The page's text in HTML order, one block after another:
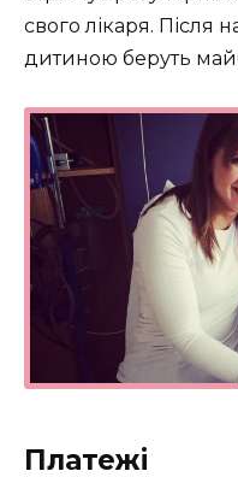
свого лікаря. Після
дитиною беруть
Платежі